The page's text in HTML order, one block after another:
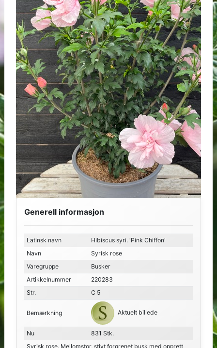
Generell informasjon
Latinsk navn
Hibiscus syri. 'Pink Chiffon'
Navn
Syrisk rose
Varegruppe
Busker
Artikkelnummer
220283
Str.
C 5
Bemærkning Aktuelt billede
Nu
831 Stk.
Syrisk rose. Mellomstor, stivt forgrenet busk med opprett